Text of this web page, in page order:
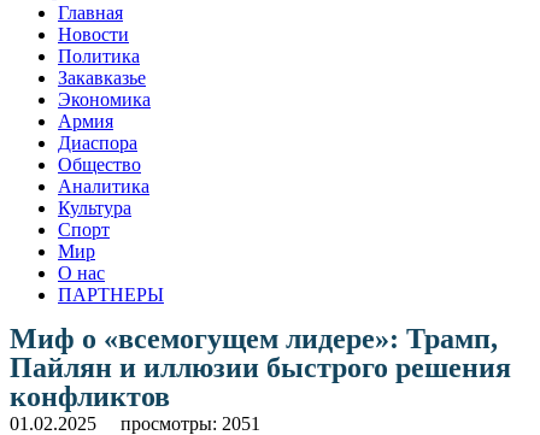
Главная
Новости
Политика
Закавказье
Экономика
Армия
Диаспора
Общество
Аналитика
Культура
Спорт
Мир
О нас
ПАРТНЕРЫ
Миф о «всемогущем лидере»: Трамп,
Пайлян и иллюзии быстрого решения
конфликтов
01.02.2025 просмотры: 2051